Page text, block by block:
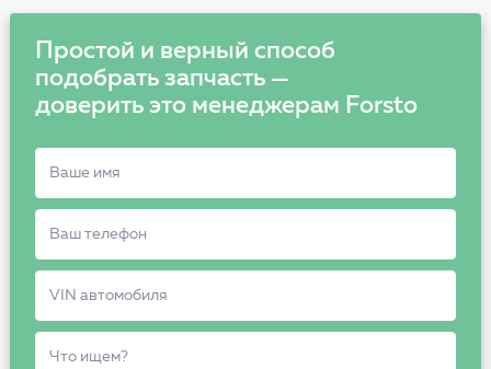
Простой и верный способ
подобрать запчасть —
доверить это менеджерам Forsto